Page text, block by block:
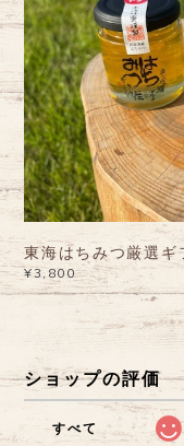
東海はちみつ厳選
¥3,800
ショップの評価
すべて